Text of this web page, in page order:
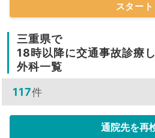
スタート
三重県で
18時以降に交通事故診療
外科一覧
117件
通院先を再